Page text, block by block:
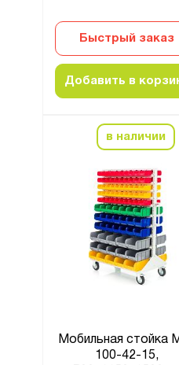
Быстрый заказ
Добавить в
в наличии
Мобильная стойка
100-42-15,